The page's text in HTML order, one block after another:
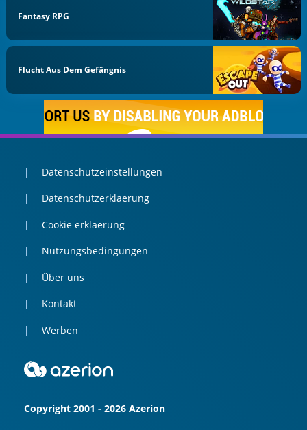
Fantasy RPG
Flucht Aus Dem Gefängnis
Datenschutzeinstellungen
Datenschutzerklaerung
Cookie erklaerung
Nutzungsbedingungen
Über uns
Kontakt
Werben
Copyright 2001 - 2026 Azerion